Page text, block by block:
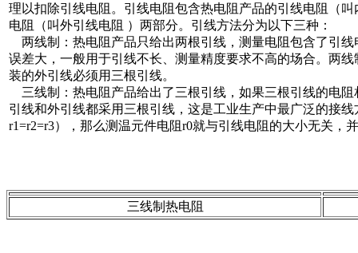
理以扣除引线电阻。引线电阻包含热电阻产品的引线电阻（
电阻（叫外引线电阻 ）两部分。引线方法分为以下三种：
两线制：热电阻产品只给出两根引线，测量电阻包含了引
误差大，一般用于引线不长、测量精度要求不高的场合。两
装的外引线必须用三根引线。
三线制：热电阻产品给出了三根引线，如果三根引线的电
引线和外引线都采用三根引线，这是工业生产中最广泛的接
r1=r2=r3），那么测温元件电阻r0就与引线电阻的大小无关，
三线制热电阻